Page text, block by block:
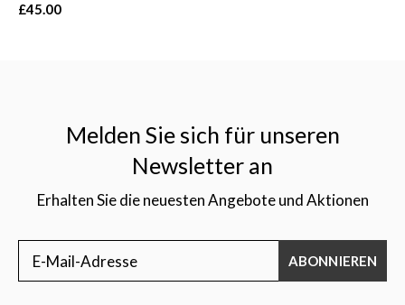
£45.00
Melden Sie sich für unseren
Newsletter an
Erhalten Sie die neuesten Angebote und Aktionen
ABONNIEREN